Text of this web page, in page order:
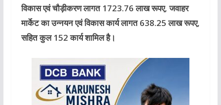
विकास एवं चौड़ीकरण लागत 1723.76 लाख रूपए, जवाहर
मार्केट का उन्नयन एवं विकास कार्य लागत 638.25 लाख रूपए,
सहित कुल 152 कार्य शामिल है।